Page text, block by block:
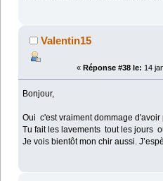
Valentin15
« Réponse #38 le: 14
Bonjour,
Oui c'est vraiment dommage d'avoir
Tu fait les lavements tout les jours
Je vois bientôt mon chir aussi.